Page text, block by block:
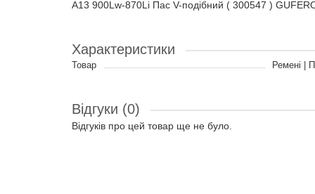
A13 900Lw-870Li Пас V-подібний ( 300547 )
Характеристики
Товар Ремені |
Відгуки (0)
Відгуків про цей товар ще не було.